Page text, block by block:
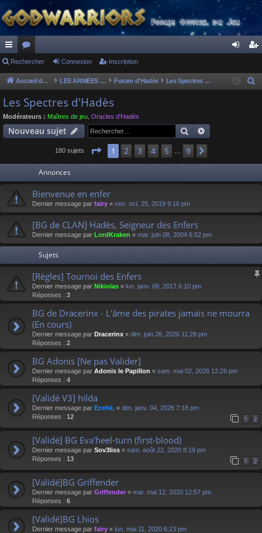
ac
co
ur
ci
or
u
m
s
ne cri
Rechercher Connexion Inscription
Accueil du forum LES ARMÉES DIVINES - FORUMS DE CLAN Forum d'Hadès Les Spectres d'Hadès
e
Les Spectres d'Hadès
Modérateurs : Maîtres de jeu Oracles d'Hadès
Nouveau sujet Rechercher
180 sujets Page 1sur
1 2 3 4 5 9
Annonces
Bienvenue en enfer
Dernier message par fairy « ven. oct. 25, 2019 9:16 pm
[BG de CLAN] Hadès, Seigneur des Enfers
Dernier message par LordKraken « mar. juin 08, 2004 6:52 pm
Sujets
[Règles] Tournoi des Enfers
Dernier message par Nikiolas « lun. janv. 09, 2017 6:10 pm
Réponses : 3
BG de Dracerinx - L'âme des pirates jamais ne mourra
(En cours)
Dernier message par Dracerinx « dim. juin 28, 2026 11:28 pm
Réponses : 2
BG Adonis [Ne pas Valider]
Dernier message par Adonis le Papillon « sam. mai 02, 2026 12:26 pm
Réponses : 4
[Validé V3] hilda
Dernier message par Ezehk. « dim. janv. 04, 2026 7:18 pm
Réponses : 12 1 2
[Validé] BG Eva'heel-turn (first-blood)
Dernier message par Sov3liss « sam. août 22, 2020 8:19 pm
Réponses : 13 1 2
[Validé]BG Griffender
Dernier message par Griffender « mar. mai 12, 2020 12:57 pm
Réponses : 6
[Validé]BG Lhios
Dernier message par fairy « lun. mai 11, 2020 6:23 pm